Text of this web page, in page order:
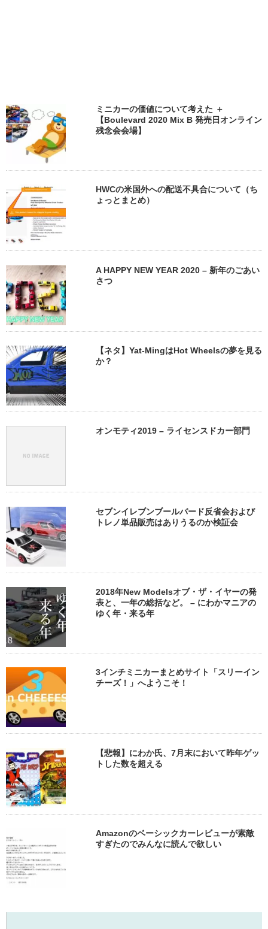
ミニカーの価値について考えた ＋
【Boulevard 2020 Mix B 発売日オンライン
残念会会場】
HWCの米国外への配送不具合について（ち
ょっとまとめ）
A HAPPY NEW YEAR 2020 – 新年のごあい
さつ
【ネタ】Yat-MingはHot Wheelsの夢を見る
か？
オンモティ2019 – ライセンスドカー部門
セブンイレブンブールバード反省会および
トレノ単品販売はありうるのか検証会
2018年New Modelsオブ・ザ・イヤーの発
表と、一年の総括など。 – にわかマニアの
ゆく年・来る年
3インチミニカーまとめサイト「スリーイン
チーズ！」へようこそ！
【悲報】にわか氏、7月末において昨年ゲッ
トした数を超える
Amazonのベーシックカーレビューが素敵
すぎたのでみんなに読んで欲しい